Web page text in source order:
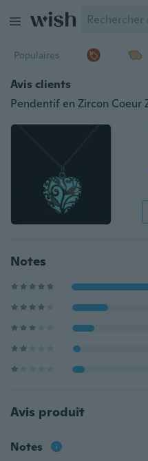
Populaires
Avis clients
Notes
Avis produit
Notes